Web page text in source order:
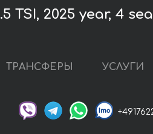
2025 year, 4
ТРАНСФЕРЫ УСЛУГИ